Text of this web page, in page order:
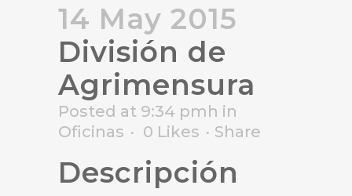
14 May 2015
División de
Agrimensura
Posted at 9:34 pmh in
Oficinas
0 Likes Share
Descripción